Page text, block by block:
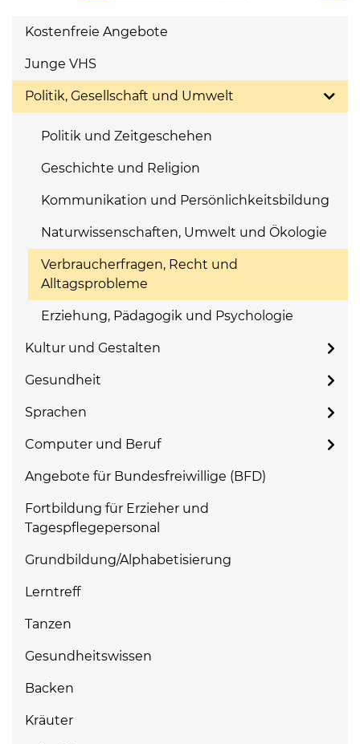
Kostenfreie Angebote
Junge VHS
Politik, Gesellschaft und Umwelt
Politik und Zeitgeschehen
Geschichte und Religion
Kommunikation und Persönlichkeitsbildung
Naturwissenschaften, Umwelt und Ökologie
Verbraucherfragen, Recht und
Alltagsprobleme
Erziehung, Pädagogik und Psychologie
Kultur und Gestalten
Gesundheit
Sprachen
Computer und Beruf
Angebote für Bundesfreiwillige (BFD)
Fortbildung für Erzieher und
Tagespflegepersonal
Grundbildung/Alphabetisierung
Lerntreff
Tanzen
Gesundheitswissen
Backen
Kräuter